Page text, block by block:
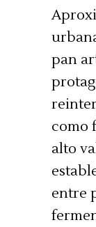
pan
como
alto
entre